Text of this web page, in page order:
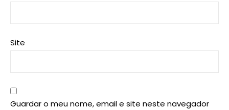
Site
Guardar o meu nome, email e site neste navegador